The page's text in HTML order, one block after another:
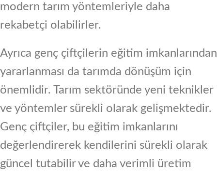
modern tarım yöntemleriyle daha
rekabetçi olabilirler.
Ayrıca genç çiftçilerin eğitim imkanlarından
yararlanması da tarımda dönüşüm için
önemlidir. Tarım sektöründe yeni teknikler
ve yöntemler sürekli olarak gelişmektedir.
Genç çiftçiler, bu eğitim imkanlarını
değerlendirerek kendilerini sürekli olarak
güncel tutabilir ve daha verimli üretim